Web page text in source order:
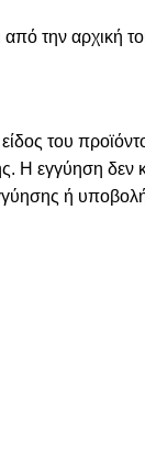
την αρχική
του
Η εγγύηση
ή υποβολή